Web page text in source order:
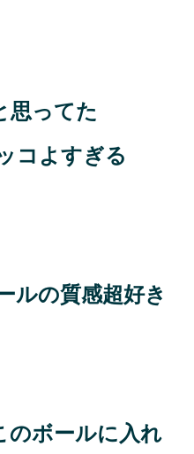
思ってた
コよすぎる
ルの質感超好き
のボールに入れ